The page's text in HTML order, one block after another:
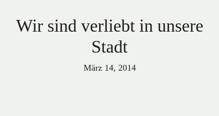
Wir sind verliebt in unsere
Stadt
März 14, 2014